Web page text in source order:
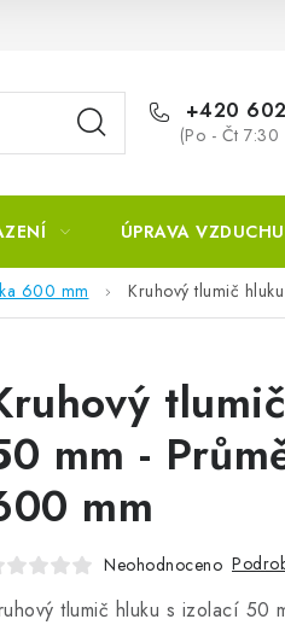
+420
(Po - Čt
ÚPRAVA VZDUCHU
600 mm
Kruhový tlumič
mm -
mm
Neohodnoceno
tlumič hluku s izolací 50